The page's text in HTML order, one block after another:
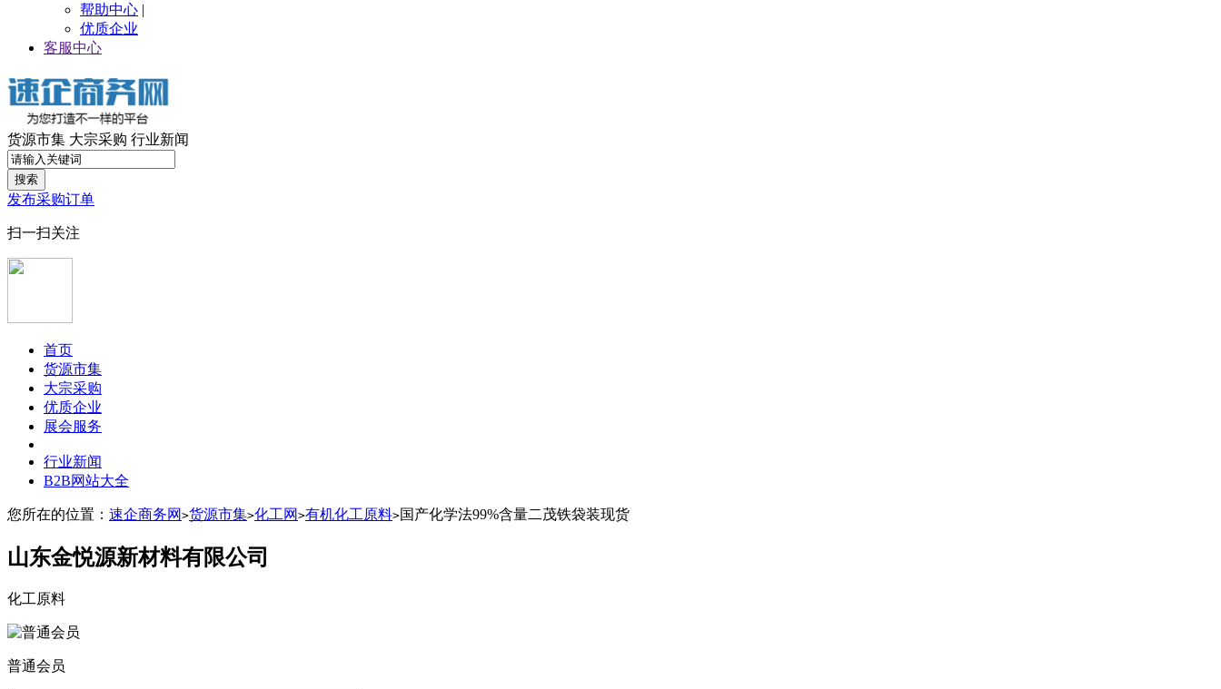
帮助中心 |
优质企业
客服中心
货源市集 大宗采购 行业新闻
搜索
发布采购订单
扫一扫关注
首页
货源市集
大宗采购
优质企业
展会服务
行业新闻
B2B网站大全
您所在的位置： 速企商务网 >货源市集>化工网 >有机化工原料>国产化学法99%含量二茂铁袋装现货
山东金悦源新材料有限公司
化工原料
普通会员